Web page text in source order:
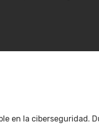
en la ciberseguridad.